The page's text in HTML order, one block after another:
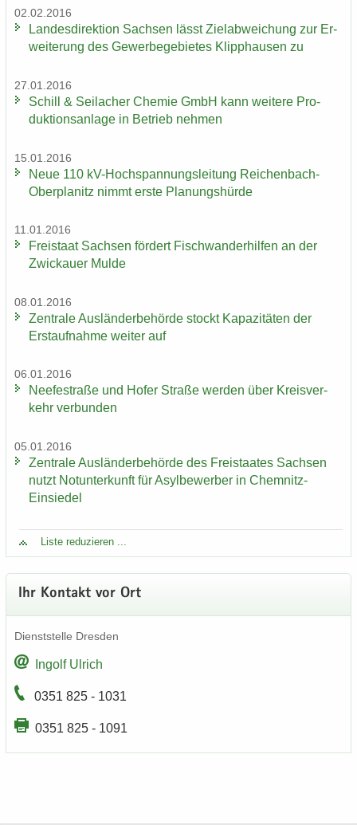
02.02.2016
Lan­des­di­rek­ti­on Sach­sen lässt Ziel­ab­wei­chung zur Er­
wei­te­rung des Ge­wer­be­ge­bie­tes Klipp­hau­sen zu
27.01.2016
Schill & Seil­a­cher Che­mie GmbH kann wei­te­re Pro­
duk­ti­ons­an­la­ge in Be­trieb neh­men
15.01.2016
Neue 110 kV-​Hochspannungsleitung Reichenbach-​
Oberplanitz nimmt erste Pla­nungs­hür­de
11.01.2016
Frei­staat Sach­sen för­dert Fisch­wan­der­hil­fen an der
Zwi­ckau­er Mulde
08.01.2016
Zen­tra­le Aus­län­der­be­hör­de stockt Ka­pa­zi­tä­ten der
Erst­auf­nah­me wei­ter auf
06.01.2016
Nee­fe­st­ra­ße und Hofer Stra­ße wer­den über Kreis­ver­
kehr ver­bun­den
05.01.2016
Zen­tra­le Aus­län­der­be­hör­de des Frei­staa­tes Sach­sen
nutzt Not­un­ter­kunft für Asyl­be­wer­ber in Chemnitz-​
Einsiedel
Liste re­du­zie­ren ...
Ihr Kon­takt vor Ort
Dienst­stel­le Dres­den
In­golf Ul­rich
0351 825 - 1031
0351 825 - 1091